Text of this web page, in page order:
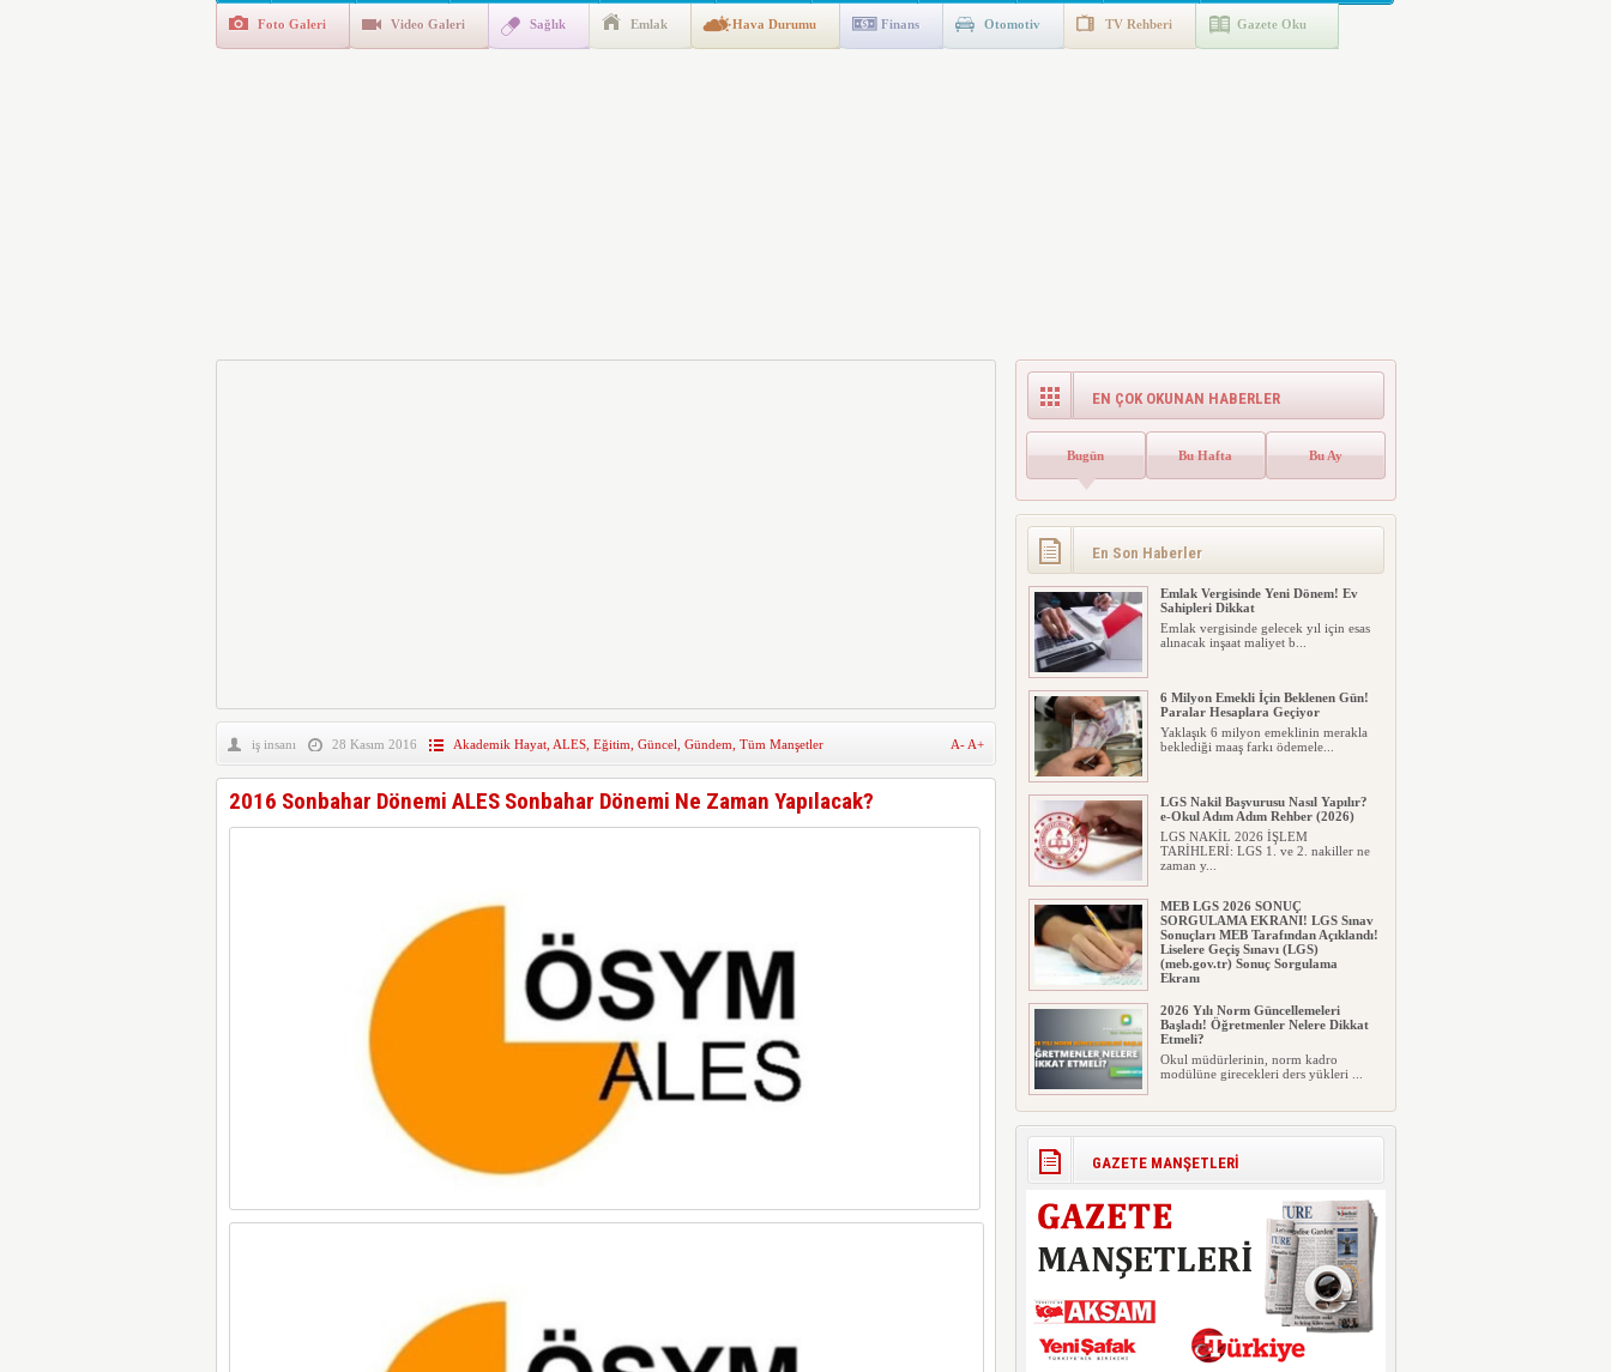
Polis Akademisi İç Güvenlik Fakültesine 350 Öğrenci Alınacak
Foto Galeri Video Galeri Sağlık Emlak Hava Durumu Finans Otomotiv TV Rehberi Gazete Oku
iş insanı 28 Kasım 2016 Akademik Hayat, ALES, Eğitim Güncel Gündem Tüm Manşetler A- A+
2016 Sonbahar Dönemi ALES Sonbahar Dönemi Ne Zaman Yapılacak?
EN ÇOK OKUNAN HABERLER
Bugün Bu Hafta Bu Ay
En Son Haberler
Emlak Vergisinde Yeni Dönem! Ev
Sahipleri Dikkat
Emlak vergisinde gelecek yıl için esas
alınacak inşaat maliyet b...
6 Milyon Emekli İçin Beklenen Gün!
Paralar Hesaplara Geçiyor
Yaklaşık 6 milyon emeklinin merakla
beklediği maaş farkı ödemele...
LGS Nakil Başvurusu Nasıl Yapılır?
e-Okul Adım Adım Rehber (2026)
LGS NAKİL 2026 İŞLEM
TARİHLERİ: LGS 1. ve 2. nakiller ne
zaman y...
MEB LGS 2026 SONUÇ
SORGULAMA EKRANI! LGS Sınav
Sonuçları MEB Tarafından Açıklandı!
Liselere Geçiş Sınavı (LGS)
(meb.gov.tr) Sonuç Sorgulama
Ekranı
Milyonlarca öğrenci için ...
2026 Yılı Norm Güncellemeleri
Başladı! Öğretmenler Nelere Dikkat
Etmeli?
Okul müdürlerinin, norm kadro
modülüne girecekleri ders yükleri ...
Polis Akademisi İç Güvenlik
Fakültesine 350 Öğrenci Alınacak
Güvenlik Fakültesi'ne 2026 yıl...
E-Devlet Unutulan Para Sorgulaması
Başladı: Unuttuğunuz Paralar
Ortaya Çıkabilir, Mirasçıları da
İlgilendiriyor
Dijital ödeme alışkanlıklarının
yaygınlaşmasıyla birlikte elektr...
İşte Okullarda Öğrencilerin
Kıyafet/Formalarının Belirlenmesine
Dair Usul ve Esaslar
GAZETE MANŞETLERİ